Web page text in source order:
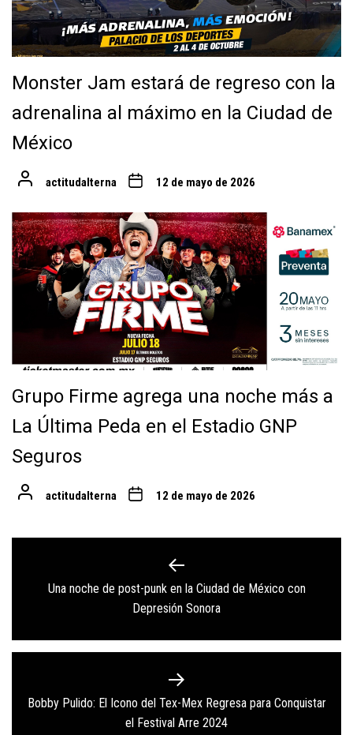
Monster Jam estará de regreso con la
adrenalina al máximo en la Ciudad de
México
actitudalterna 12 de mayo de 2026
Grupo Firme agrega una noche más a
La Última Peda en el Estadio GNP
Seguros
actitudalterna 12 de mayo de 2026
Previous
post:
Una noche de post-punk en la Ciudad de México con
Depresión Sonora
Next
post:
Bobby Pulido: El Icono del Tex-Mex Regresa para Conquistar
el Festival Arre 2024